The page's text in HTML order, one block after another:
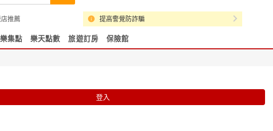
推薦 提高警覺防詐騙
樂集點 樂天點數 旅遊訂房 保險館
登入